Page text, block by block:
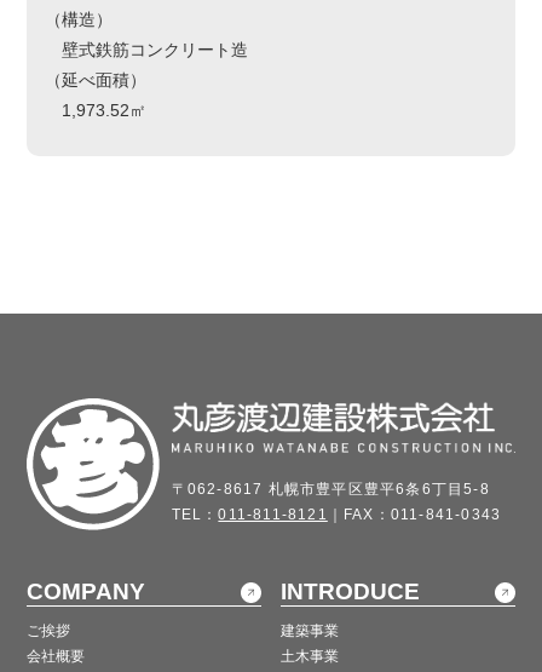
（構造）
壁式鉄筋コンクリート造
（延べ面積）
1,973.52㎡
〒062-8617 札幌市豊平区豊平6条6丁目5-8
TEL：011-811-8121 ｜FAX：011-841-0343
COMPANY
ご挨拶
会社概要
INTRODUCE
建築事業
土木事業